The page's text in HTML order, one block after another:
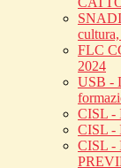
FLC
2024
USB -
CISL -
CISL -
CISL -